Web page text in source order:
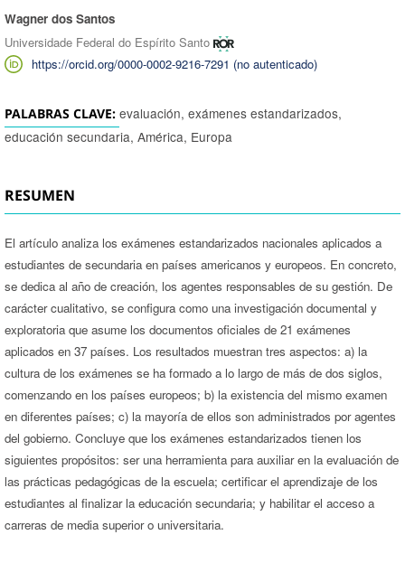
Wagner dos Santos
Universidade Federal do Espírito Santo
https://orcid.org/0000-0002-9216-7291 (no autenticado)
PALABRAS CLAVE: evaluación, exámenes estandarizados,
educación secundaria, América, Europa
RESUMEN
El artículo analiza los exámenes estandarizados nacionales aplicados a
estudiantes de secundaria en países americanos y europeos. En concreto,
se dedica al año de creación, los agentes responsables de su gestión. De
carácter cualitativo, se configura como una investigación documental y
exploratoria que asume los documentos oficiales de 21 exámenes
aplicados en 37 países. Los resultados muestran tres aspectos: a) la
cultura de los exámenes se ha formado a lo largo de más de dos siglos,
comenzando en los países europeos; b) la existencia del mismo examen
en diferentes países; c) la mayoría de ellos son administrados por agentes
del gobierno. Concluye que los exámenes estandarizados tienen los
siguientes propósitos: ser una herramienta para auxiliar en la evaluación de
las prácticas pedagógicas de la escuela; certificar el aprendizaje de los
estudiantes al finalizar la educación secundaria; y habilitar el acceso a
carreras de media superior o universitaria.